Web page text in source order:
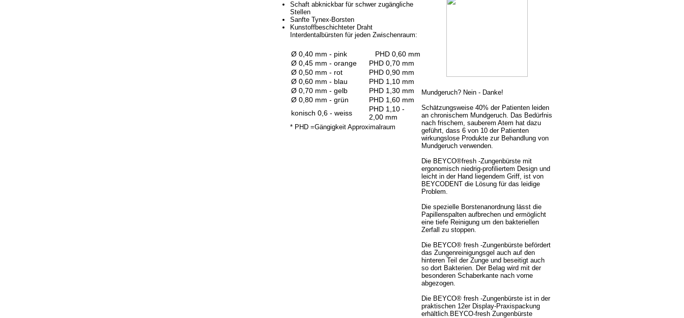
Schaft abknickbar für schwer zugängliche
Stellen
Sanfte Tynex-Borsten
Kunstoffbeschichteter Draht
Interdentalbürsten für jeden Zwischenraum:
Ø 0,40 mm - pink
PHD 0,60 mm
Ø 0,45 mm - orange
PHD 0,70 mm
Ø 0,50 mm - rot
PHD 0,90 mm
Ø 0,60 mm - blau
PHD 1,10 mm
Ø 0,70 mm - gelb
PHD 1,30 mm
Ø 0,80 mm - grün
PHD 1,60 mm
konisch 0,6 - weiss
PHD 1,10 -
2,00 mm
* PHD =Gängigkeit Approximalraum
Mundgeruch? Nein - Danke!
Schätzungsweise 40% der Patienten leiden
an chronischem Mundgeruch. Das Bedürfnis
nach frischem, sauberem Atem hat dazu
geführt, dass 6 von 10 der Patienten
wirkungslose Produkte zur Behandlung von
Mundgeruch verwenden.
Die BEYCO®fresh -Zungenbürste mit
ergonomisch niedrig-profiliertem Design und
leicht in der Hand liegendem Griff, ist von
BEYCODENT die Lösung für das leidige
Problem.
Die spezielle Borstenanordnung lässt die
Papillenspalten aufbrechen und ermöglicht
eine tiefe Reinigung um den bakteriellen
Zerfall zu stoppen.
Die BEYCO® fresh -Zungenbürste befördert
das Zungenreinigungsgel auch auf den
hinteren Teil der Zunge und beseitigt auch
so dort Bakterien. Der Belag wird mit der
besonderen Schaberkante nach vorne
abgezogen.
Die BEYCO® fresh -Zungenbürste ist in der
praktischen 12er Display-Praxispackung
erhältlich.BEYCO-fresh Zungenbürste